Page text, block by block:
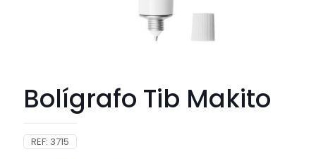
Bolígrafo Tib Makito
REF: 3715